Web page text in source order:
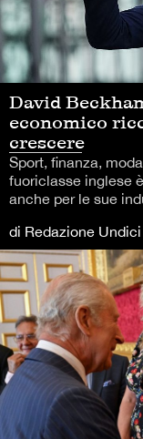
David
economico
crescere
Sport, finanza,
fuoriclasse inglese
anche per le sue
di Redazione Undici